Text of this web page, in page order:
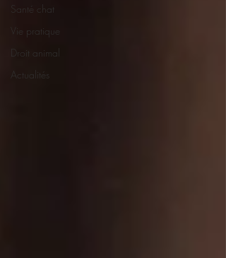
Santé chat
Vie pratique
Droit animal
Actualités